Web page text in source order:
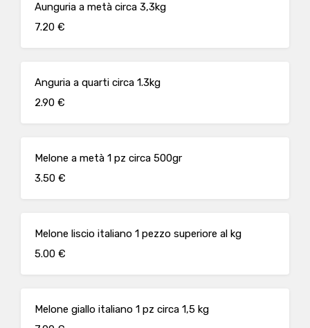
Aunguria a metà circa 3,3kg
7.20 €
Anguria a quarti circa 1.3kg
2.90 €
Melone a metà 1 pz circa 500gr
3.50 €
Melone liscio italiano 1 pezzo superiore al kg
5.00 €
Melone giallo italiano 1 pz circa 1,5 kg